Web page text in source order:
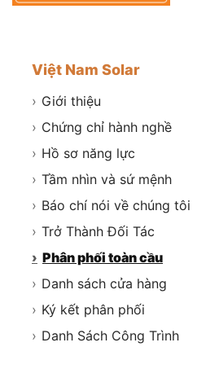
Việt Nam Solar
› Giới thiệu
› Chứng chỉ hành nghề
› Hồ sơ năng lực
› Tầm nhìn và sứ mệnh
› Báo chí nói về chúng tôi
› Trở Thành Đối Tác
› Phân phối toàn cầu
› Danh sách cửa hàng
› Ký kết phân phối
› Danh Sách Công Trình